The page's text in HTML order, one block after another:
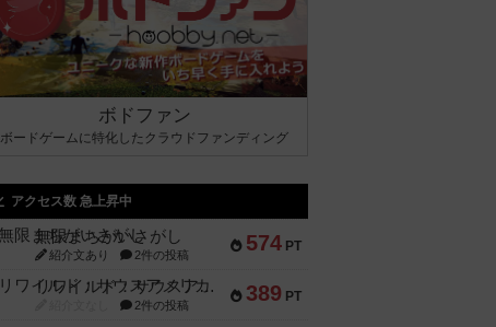
ボドファン
ボードゲームに特化したクラウドファンディング
アクセス数 急上昇中
574 PT
無限まちがいさがし
紹介文あり 2件の投稿
389 PT
リワイルド：サウスアメリカ
2件の投稿